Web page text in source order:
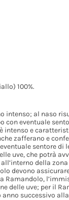
100%.
intenso; al naso
eventuale
intenso e
zafferano e
sentore di
uve, che potrà
della
devono
Ramandolo,
delle uve; per il
successivo